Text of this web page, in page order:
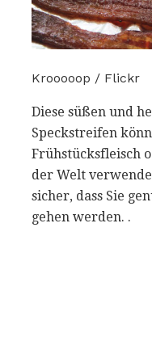
Krooooop / Flickr
Diese süßen und
Speckstreifen
Frühstücksfleisch
der Welt
sicher, dass Sie
gehen werden. .